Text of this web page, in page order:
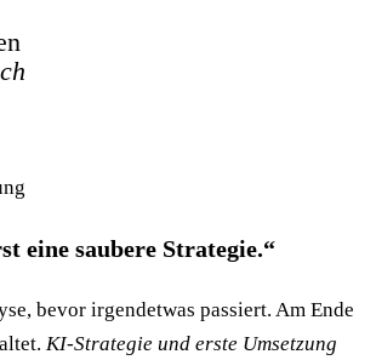
eine saubere Strategie.“
bevor irgendetwas passiert. Am Ende
KI-Strategie und erste Umsetzung